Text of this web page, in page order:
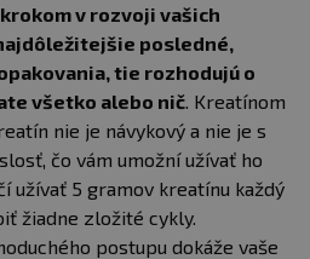
v rozvoji vašich
posledné,
tie rozhodujú o
všetko alebo nič . Kreatínom
nie je návykový a nie je s
čo vám umožní užívať ho
užívať 5 gramov kreatínu každý
žiadne zložité cykly.
postupu dokáže vaše